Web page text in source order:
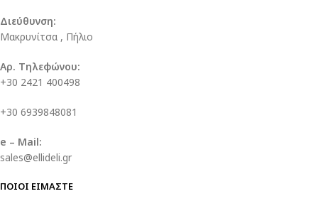
Διεύθυνση:
Μακρυνίτσα , Πήλιο
Αρ. Τηλεφώνου:
+30 2421 400498
+30 6939848081
e – Mail:
sales@ellideli.gr
ΠΟΙΟΙ ΕΙΜΑΣΤΕ